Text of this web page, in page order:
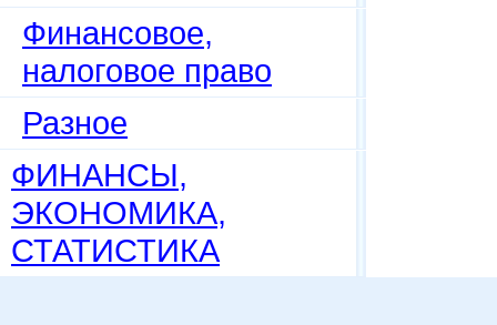
Финансовое,
налоговое право
Разное
ФИНАНСЫ,
ЭКОНОМИКА,
СТАТИСТИКА